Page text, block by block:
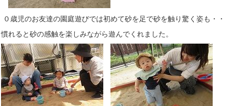
０歳児のお友達の園庭遊びでは初めて砂を足で砂を触り驚く姿も・・
慣れると砂の感触を楽しみながら遊んでくれました。